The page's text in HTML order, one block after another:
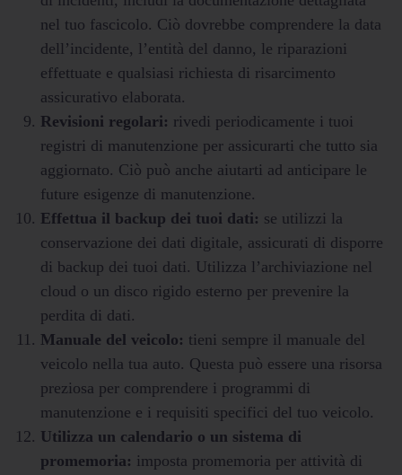
nel tuo fascicolo. Ciò dovrebbe comprendere la data
dell’incidente, l’entità del danno, le riparazioni
effettuate e qualsiasi richiesta di risarcimento
assicurativo elaborata.
Revisioni regolari: rivedi periodicamente i tuoi
registri di manutenzione per assicurarti che tutto sia
aggiornato. Ciò può anche aiutarti ad anticipare le
future esigenze di manutenzione.
Effettua il backup dei tuoi dati: se utilizzi la
conservazione dei dati digitale, assicurati di disporre
di backup dei tuoi dati. Utilizza l’archiviazione nel
cloud o un disco rigido esterno per prevenire la
perdita di dati.
Manuale del veicolo: tieni sempre il manuale del
veicolo nella tua auto. Questa può essere una risorsa
preziosa per comprendere i programmi di
manutenzione e i requisiti specifici del tuo veicolo.
Utilizza un calendario o un sistema di
promemoria: imposta promemoria per attività di